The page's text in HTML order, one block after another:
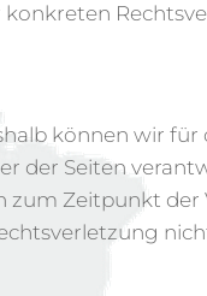
können wir
der Seiten
Zeitpunkt